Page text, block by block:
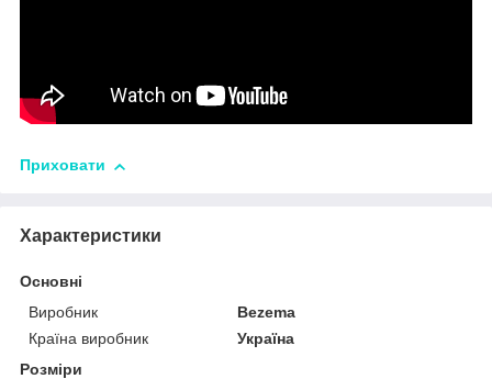
Приховати
Характеристики
Основні
Виробник
Bezema
Країна виробник
Україна
Розміри